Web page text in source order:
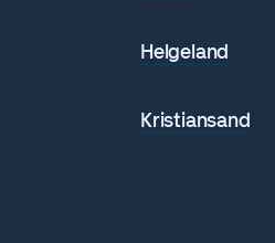
Helgeland
Kristiansand